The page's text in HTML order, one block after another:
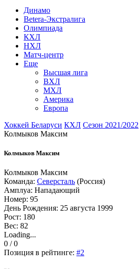
Динамо
Betera-Экстралига
Олимпиада
КХЛ
НХЛ
Матч-центр
Еще
Высшая лига
ВХЛ
МХЛ
Америка
Европа
Хоккей Беларуси КХЛ Сезон 2021/2022
Колмыков Максим
Колмыков Максим
Колмыков Максим
Команда: Северсталь (Россия)
Амплуа: Нападающий
Номер: 95
День Рождения: 25 августа 1999
Рост: 180
Вес: 82
Loading...
0 / 0
Позиция в рейтинге: #2